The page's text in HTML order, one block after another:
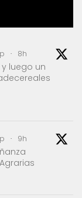
· 8h
luego un
· 9h